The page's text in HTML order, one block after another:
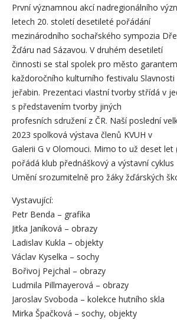
První významnou akcí nadregionálního
letech 20. století desetileté pořádání
mezinárodního sochařského sympozia
Žďáru nad Sázavou. V druhém desetiletí
činnosti se stal spolek pro město
každoročního kulturního festivalu Slavnosti
jeřabin. Prezentaci vlastní tvorby střídá v
s představením tvorby jiných
profesních sdružení z ČR. Naší poslední
2023 spolková výstava členů KVUH v
Galerii G v Olomouci. Mimo to už deset let
pořádá klub přednáškový a výstavní cyklus
Umění srozumitelně pro žáky žďárských
Vystavující:
Petr Benda – grafika
Jitka Janíková – obrazy
Ladislav Kukla – objekty
Václav Kyselka – sochy
Bořivoj Pejchal – obrazy
Ludmila Pillmayerová – obrazy
Jaroslav Svoboda – kolekce hutního skla
Mirka Špačková – sochy, objekty